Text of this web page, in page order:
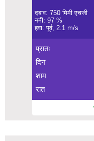
दबाव: 750 मिमी एचजी
नमी: 97 %
हवा: पूर्व, 2.1 m/s
प्रातः
दिन
शाम
रात